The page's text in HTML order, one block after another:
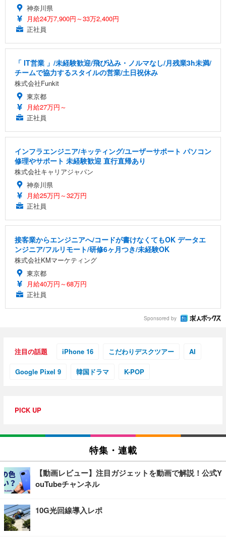
神奈川県
月給24万7,900円～33万2,400円
正社員
「 IT営業 」/未経験歓迎/飛び込み・ノルマなし/月残業3h未満/
チームで協力するスタイルの営業/土日祝休み
株式会社Funkit
東京都
月給27万円～
正社員
インフラエンジニア/キッティング/ユーザーサポート パソコン
修理やサポート 未経験歓迎 直行直帰あり
株式会社キャリアジャパン
神奈川県
月給25万円～32万円
正社員
接客業からエンジニアへ/コードが書けなくてもOK データエ
ンジニア/フルリモート/研修6ヶ月つき/未経験OK
株式会社KMマーケティング
東京都
月給40万円～68万円
正社員
Sponsored by
注目の話題 iPhone 16 こだわりデスクツアー AI
Google Pixel 9 韓国ドラマ K-POP
PICK UP
特集・連載
【動画レビュー】注目ガジェットを動画で解説！公式Y
ouTubeチャンネル
10G光回線導入レポ